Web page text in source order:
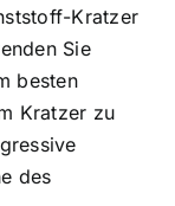
Kratzer
Sie
besten
Kratzer zu
des